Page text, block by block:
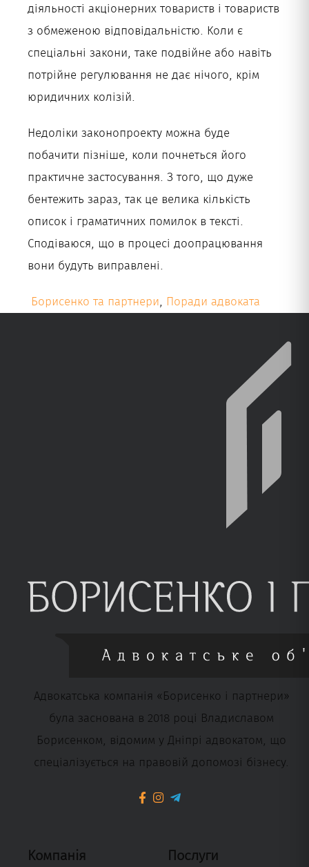
діяльності акціонерних товариств і товариств
з обмеженою відповідальністю. Коли є
спеціальні закони, таке подвійне або навіть
потрійне регулювання не дає нічого, крім
юридичних колізій.
Недоліки законопроекту можна буде
побачити пізніше, коли почнеться його
практичне застосування. З того, що дуже
бентежить зараз, так це велика кількість
описок і граматичних помилок в тексті.
Сподіваюся, що в процесі доопрацювання
вони будуть виправлені.
Борисенко та партнери, Поради адвоката
Адвокатська компанія «Борисенко і партнери»
була заснована в 2018 році Владиславом
Борисенком, відомим у Дніпрі адвокатом, що
спеціалізується на правовій допомозі бізнесу.
Компанія Послуги